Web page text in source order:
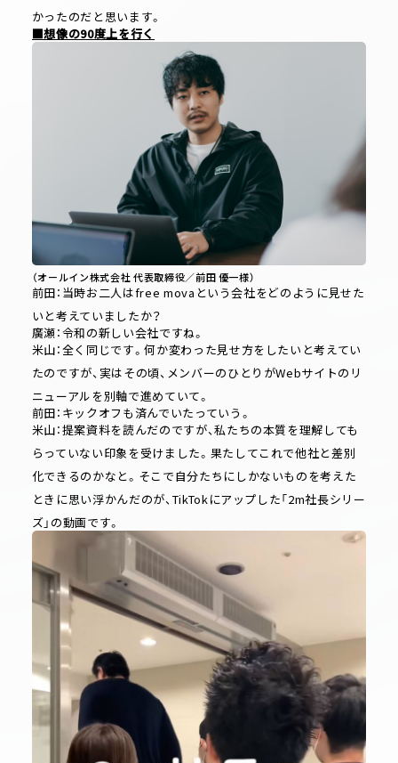
かったのだと思います。
■想像の90度上を行く
（オールイン株式会社 代表取締役／前田 優一様）
前田：当時お二人はfree movaという会社をどのように見せた
いと考えていましたか？
廣瀬：令和の新しい会社ですね。
米山：全く同じです。何か変わった見せ方をしたいと考えてい
たのですが、実はその頃、メンバーのひとりがWebサイトのリ
ニューアルを別軸で進めていて。
前田：キックオフも済んでいたっていう。
米山：提案資料を読んだのですが、私たちの本質を理解しても
らっていない印象を受けました。果たしてこれで他社と差別
化できるのかなと。そこで自分たちにしかないものを考えた
ときに思い浮かんだのが、TikTokにアップした「2m社長シリー
ズ」の動画です。